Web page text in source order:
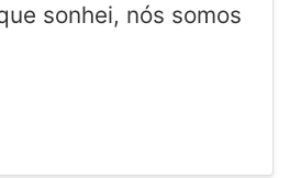
sonhei, nós somos